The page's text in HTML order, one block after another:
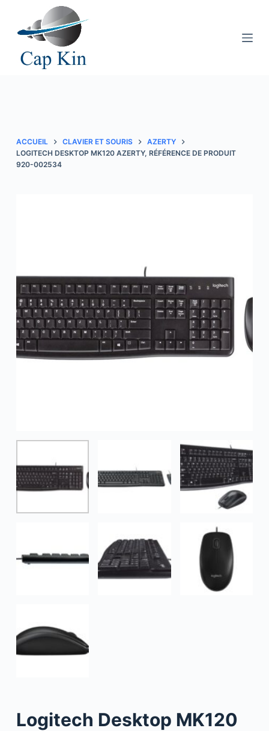
c
o
n
ACCUEIL CLAVIER ET SOURIS
AZERTY
LOGITECH DESKTOP MK120 AZERTY, RÉFÉRENCE DE PRODUIT
920-002534
Logitech Desktop MK120